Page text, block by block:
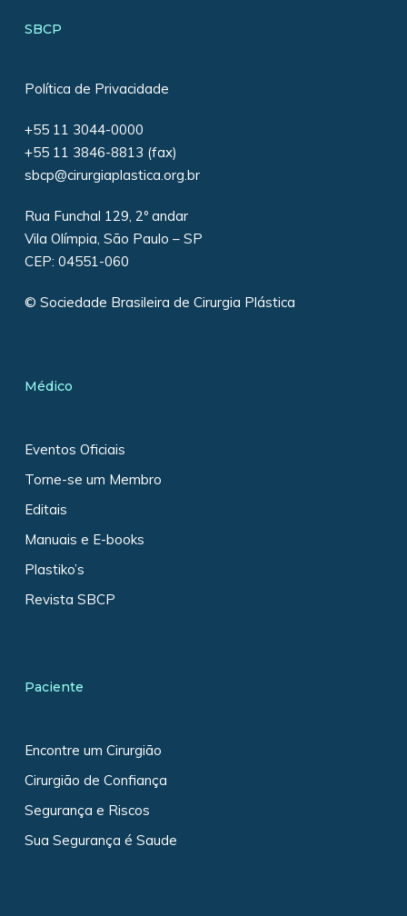
SBCP
Política de Privacidade
+55 11 3044-0000
+55 11 3846-8813 (fax)
sbcp@cirurgiaplastica.org.br
Rua Funchal 129, 2º andar
Vila Olímpia, São Paulo – SP
CEP: 04551-060
© Sociedade Brasileira de Cirurgia Plástica
Médico
Eventos Oficiais
Torne-se um Membro
Editais
Manuais e E-books
Plastiko’s
Revista SBCP
Paciente
Encontre um Cirurgião
Cirurgião de Confiança
Segurança e Riscos
Sua Segurança é Saude